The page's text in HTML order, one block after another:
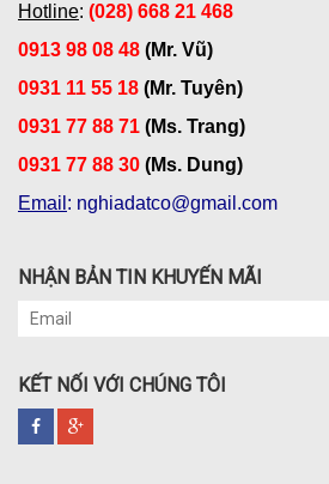
Hotline: (028) 668 21 468
0913 98 08 48 (Mr. Vũ)
0931 11 55 18 (Mr. Tuyên)
0931 77 88 71 (Ms. Trang)
0931 77 88 30 (Ms. Dung)
Email : nghiadatco@gmail.com
NHẬN BẢN TIN KHUYẾN MÃI
KẾT NỐI VỚI CHÚNG TÔI